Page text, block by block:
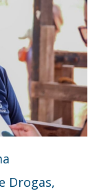
Drogas,